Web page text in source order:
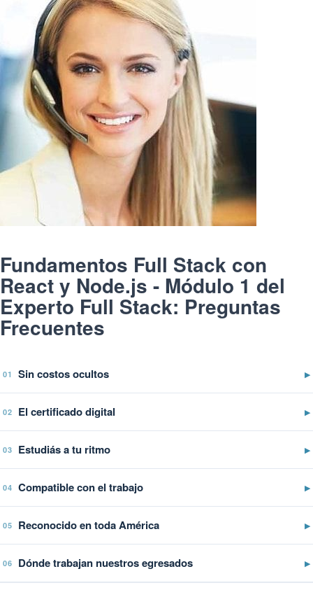
Fundamentos Full Stack con
React y Node.js - Módulo 1 del
Experto Full Stack: Preguntas
Frecuentes
01 Sin costos ocultos ▶
02 El certificado digital ▶
03 Estudiás a tu ritmo ▶
04 Compatible con el trabajo ▶
05 Reconocido en toda América ▶
06 Dónde trabajan nuestros egresados ▶